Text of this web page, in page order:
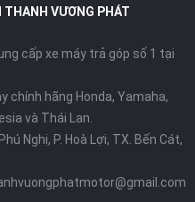
VƯƠNG PHÁT
cấp xe máy trả góp số 1 tại
chính hãng Honda, Yamaha,
và Thái Lan.
Nghị, P. Hoà Lợi, TX. Bến Cát,